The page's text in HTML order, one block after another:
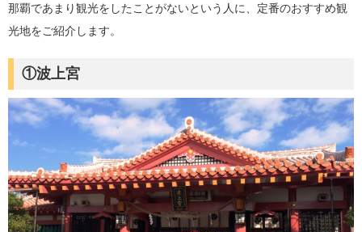
那覇であまり観光をしたことがないという人に、定番のおすすめ観
光地をご紹介します。
①波上宮